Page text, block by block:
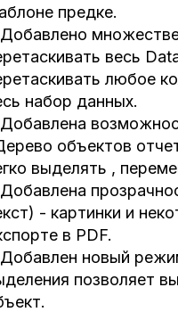
предке.
весь
любое
набор данных.
объектов
выделять ,
- картинки и
в PDF.
новый
позволяет